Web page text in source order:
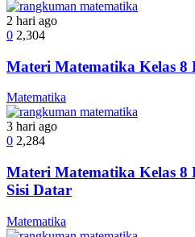
2 hari ago
0 2,304
Materi Matematika Kelas 8
Matematika
3 hari ago
0 2,284
Materi Matematika Kelas 8
Sisi Datar
Matematika